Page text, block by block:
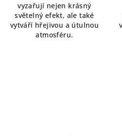
vyzařují nejen krásný
světelný efekt, ale také
vytváří hřejivou a útulnou
atmosféru.